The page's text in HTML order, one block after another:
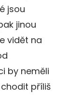
jsou
jinou
vidět na
by neměli
příliš